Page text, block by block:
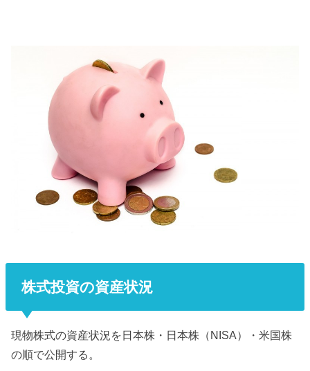
株式投資の資産状況
現物株式の資産状況を日本株・日本株（NISA）・米国株
の順で公開する。